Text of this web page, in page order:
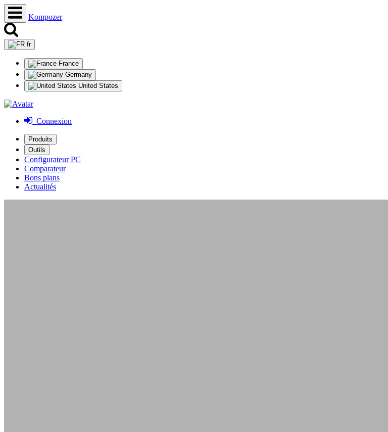
Kompozer
fr
France
Germany
United States
Connexion
Produits
Outils
Configurateur PC
Comparateur
Bons plans
Actualités